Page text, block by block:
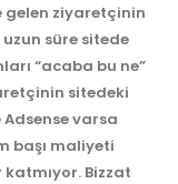
gelen ziyaretçinin
uzun süre sitede
“acaba bu ne”
sitedeki
Adsense varsa
başı maliyeti
katmıyor. Bizzat